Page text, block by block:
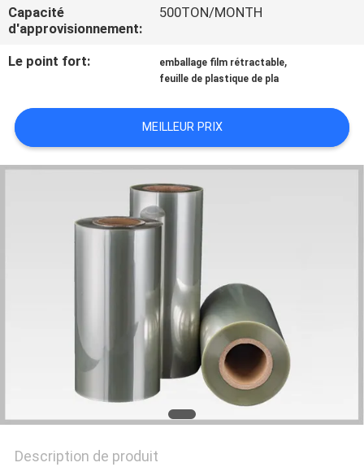
CONTACTEZ-
NOUS
NOUVELLES
DEMANDEZ
CITATION
POLITIQUE
Capacité
d'approvisionnement:
500TON/MONTH
Le point fort: emballage film rétractable,
feuille de plastique de pla
MEILLEUR PRIX
Description de produit